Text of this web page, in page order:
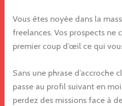
Vous êtes noyée dans la
freelances. Vos prospects ne
premier coup d’œil ce qui
Sans une phrase d’accroche
passe au profil suivant en
perdez des missions face à